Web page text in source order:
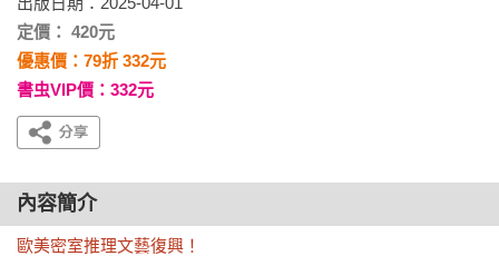
定價： 420元
優惠價：79折 332元
書虫VIP價：332元
內容簡介
歐美密室推理文藝復興！